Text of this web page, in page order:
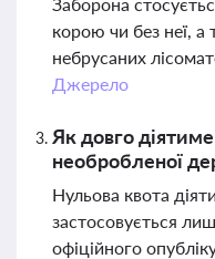
корою чи без неї,
небрусаних
Джерело
Як довго
необробленої
Нульова квота
застосовується
офіційного